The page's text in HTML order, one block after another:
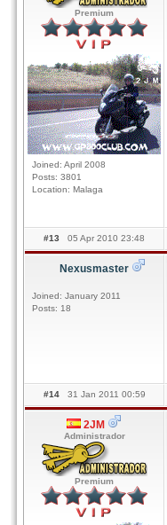
Premium
Joined: April 2008
Posts: 3801
Location: Malaga
#13 05 Apr 2010 23:48
Nexusmaster
Joined: January 2011
Posts: 18
#14 31 Jan 2011 00:59
2JM
Administrador
Premium